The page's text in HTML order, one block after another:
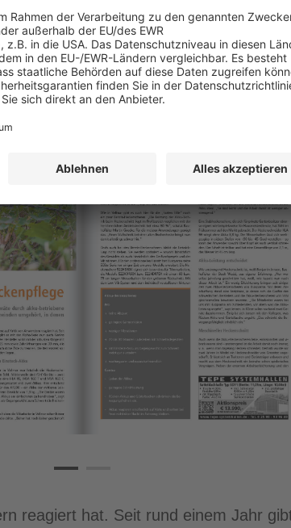
Tränen in die Augen
zu haben, fanden alle Mitarbeiter
reagiert hat. Seit rund einem Jahr